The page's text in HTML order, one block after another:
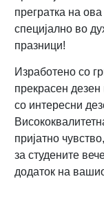
прегратка на
специјално во
празници!
Изработено со
прекрасен
со интересни
пријатно
за студените
додаток на